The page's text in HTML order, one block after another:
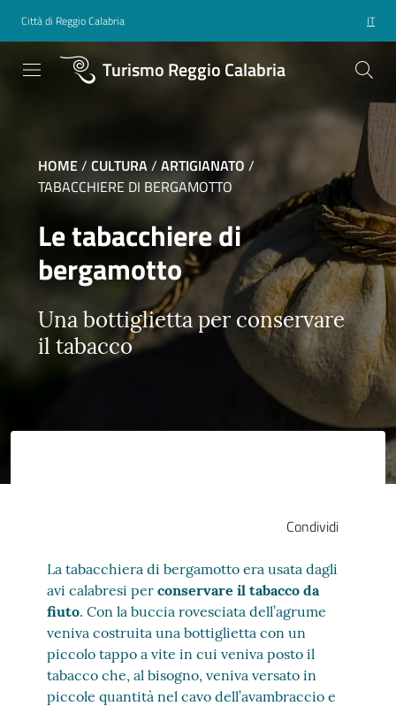
Città di Reggio Calabria IT
Turismo Reggio Calabria
HOME/ CULTURA/ ARTIGIANATO /
TABACCHIERE DI BERGAMOTTO
Le tabacchiere di
bergamotto
Una bottiglietta per conservare
il tabacco
Condividi
La tabacchiera di bergamotto era usata dagli
avi calabresi perconservare il tabacco da
fiuto. Con la buccia rovesciata dell’agrume
veniva costruita una bottiglietta con un
piccolo tappo a vite in cui veniva posto il
tabacco che, al bisogno, veniva versato in
piccole quantità nel cavo dell’avambraccio e